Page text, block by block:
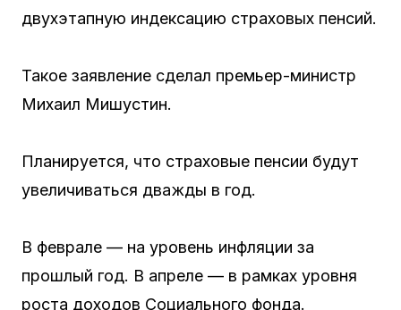
двухэтапную индексацию страховых пенсий.
Такое заявление сделал премьер-министр
Михаил Мишустин.
Планируется, что страховые пенсии будут
увеличиваться дважды в год.
В феврале — на уровень инфляции за
прошлый год. В апреле — в рамках уровня
роста доходов Социального фонда.